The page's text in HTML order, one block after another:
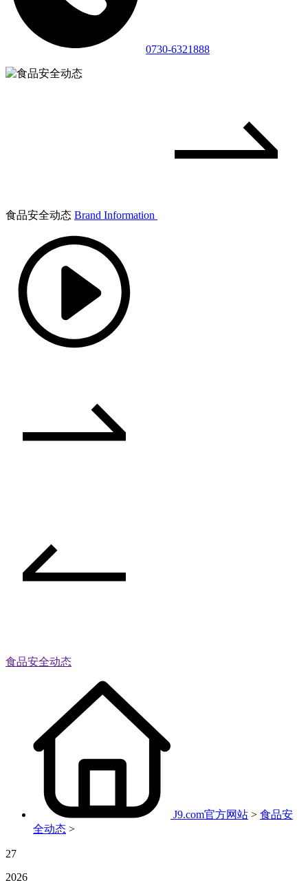
0730-6321888
食品安全动态 Brand Information
食品安全动态
J9.com官方网站 > 食品安
全动态 >
27
2026